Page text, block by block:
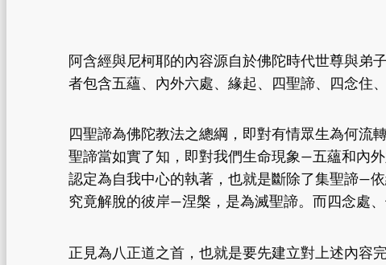
阿含經與尼柯耶的內容源自於佛陀時代世尊與弟
者包含五蘊、內外六處、緣起、四聖諦、四念住
四聖諦為佛陀教法之總綱，即對有情眾生為何流
聖諦當如實了知，即對我們生命現象—五蘊和內
認定為自我中心的執著，也就是斷除了集聖諦—
究竟解脫的彼岸—涅槃，是為滅聖諦。而四念處
正見為八正道之首，也就是要先建立對上述內容